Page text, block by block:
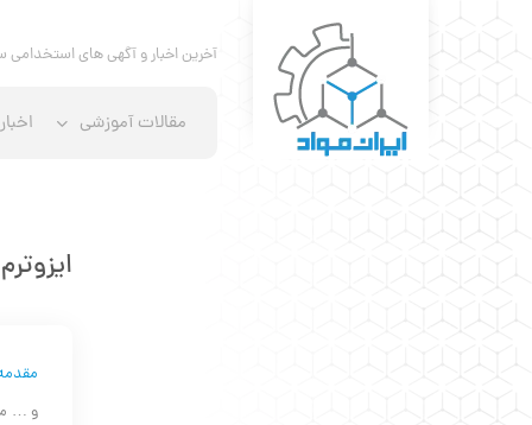
آخرین اخبار و آگهی های استخدامی
مقالات آموزشی اخبار
و …